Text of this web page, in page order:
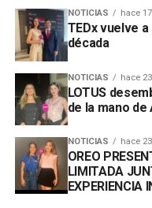
NOTICIAS hace
TEDx vuelve
década
NOTICIAS hace
LOTUS
de la mano de
NOTICIAS hace
OREO
LIMITADA
EXPERIENCIA